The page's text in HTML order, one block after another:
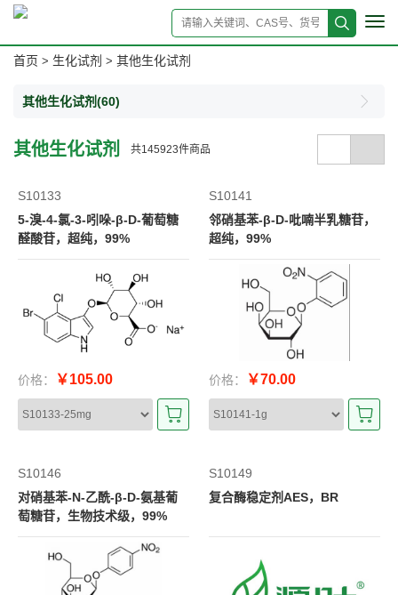
首页 > 生化试剂 > 其他生化试剂
其他生化试剂(60)
其他生化试剂 共145923件商品
S10133
5-溴-4-氯-3-吲哚-β-D-葡萄糖
醛酸苷，超纯，99%
价格： ￥105.00
S10141
邻硝基苯-β-D-吡喃半乳糖苷，
超纯，99%
价格： ￥70.00
S10146
对硝基苯-N-乙酰-β-D-氨基葡
萄糖苷，生物技术级，99%
S10149
复合酶稳定剂AES，BR